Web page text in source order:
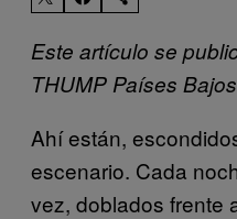
Este artículo se
THUMP Países
Ahí están,
escenario. Cada
vez, doblados frente